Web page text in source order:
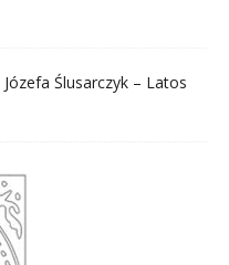
Józefa Ślusarczyk – Latos